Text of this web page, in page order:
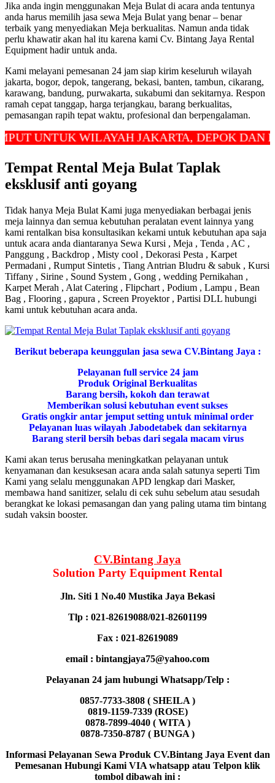
Jika anda ingin menggunakan Meja Bulat di acara anda tentunya
anda harus memilih jasa sewa Meja Bulat yang benar – benar
terbaik yang menyediakan Meja berkualitas. Namun anda tidak
perlu khawatir akan hal itu karena kami Cv. Bintang Jaya Rental
Equipment hadir untuk anda.
Kami melayani pemesanan 24 jam siap kirim keseluruh wilayah
jakarta, bogor, depok, tangerang, bekasi, banten, tambun, cikarang,
karawang, bandung, purwakarta, sukabumi dan sekitarnya. Respon
ramah cepat tanggap, harga terjangkau, barang berkualitas,
pemasangan rapih tepat waktu, profesional dan berpengalaman.
WILAYAH JAKARTA, DEPOK DAN
Tempat Rental Meja Bulat Taplak
eksklusif anti goyang
Tidak hanya Meja Bulat Kami juga menyediakan berbagai jenis
meja lainnya dan semua kebutuhan peralatan event lainnya yang
kami rentalkan bisa konsultasikan kekami untuk kebutuhan apa saja
untuk acara anda diantaranya Sewa Kursi , Meja , Tenda , AC ,
Panggung , Backdrop , Misty cool , Dekorasi Pesta , Karpet
Permadani , Rumput Sintetis , Tiang Antrian Bludru & sabuk , Kursi
Tiffany , Sirine , Sound System , Gong , wedding Pernikahan ,
Karpet Merah , Alat Catering , Flipchart , Podium , Lampu , Bean
Bag , Flooring , gapura , Screen Proyektor , Partisi DLL hubungi
kami untuk kebutuhan acara anda.
Berikut beberapa keunggulan jasa sewa CV.Bintang Jaya :
Pelayanan full service 24 jam
Produk Original Berkualitas
Barang bersih, kokoh dan terawat
Memberikan solusi kebutuhan event sukses
Gratis ongkir antar jemput setting untuk minimal order
Pelayanan luas wilayah Jabodetabek dan sekitarnya
Barang steril bersih bebas dari segala macam virus
Kami akan terus berusaha meningkatkan pelayanan untuk
kenyamanan dan kesuksesan acara anda salah satunya seperti Tim
Kami yang selalu menggunakan APD lengkap dari Masker,
membawa hand sanitizer, selalu di cek suhu sebelum atau sesudah
berangkat ke lokasi pemasangan dan yang paling utama tim bintang
sudah vaksin booster.
CV.Bintang Jaya
Solution Party Equipment Rental
Jln. Siti 1 No.40 Mustika Jaya Bekasi
Tlp : 021-82619088/021-82601199
Fax : 021-82619089
email : bintangjaya75@yahoo.com
Pelayanan 24 jam hubungi Whatsapp/Telp :
0857-7733-3808 ( SHEILA )
0819-1159-7339 (ROSE)
0878-7899-4040 ( WITA )
0878-7350-8787 ( BUNGA )
Informasi Pelayanan Sewa Produk CV.Bintang Jaya Event dan
Pemesanan Hubungi Kami VIA whatsapp atau Telpon klik
tombol dibawah ini :